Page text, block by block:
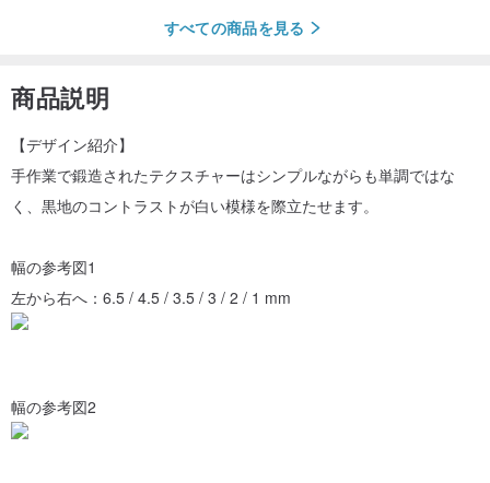
すべての商品を見る
商品説明
【デザイン紹介】
手作業で鍛造されたテクスチャーはシンプルながらも単調ではな
く、黒地のコントラストが白い模様を際立たせます。
幅の参考図1
左から右へ：6.5 / 4.5 / 3.5 / 3 / 2 / 1 mm
幅の参考図2